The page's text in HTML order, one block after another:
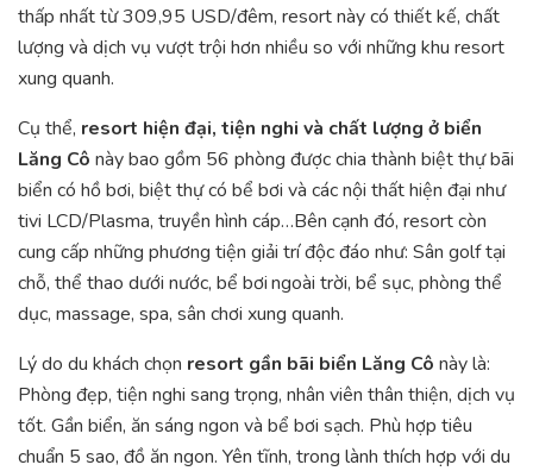
thấp nhất từ 309,95 USD/đêm, resort này có thiết kế, chất
lượng và dịch vụ vượt trội hơn nhiều so với những khu resort
xung quanh.
Cụ thể, resort hiện đại, tiện nghi và chất lượng ở biển
Lăng Cô này bao gồm 56 phòng được chia thành biệt thự bãi
biển có hồ bơi, biệt thự có bể bơi và các nội thất hiện đại như
tivi LCD/Plasma, truyền hình cáp…Bên cạnh đó, resort còn
cung cấp những phương tiện giải trí độc đáo như: Sân golf tại
chỗ, thể thao dưới nước, bể bơi ngoài trời, bể sục, phòng thể
dục, massage, spa, sân chơi xung quanh.
Lý do du khách chọn resort gần bãi biển Lăng Cô này là:
Phòng đẹp, tiện nghi sang trọng, nhân viên thân thiện, dịch vụ
tốt. Gần biển, ăn sáng ngon và bể bơi sạch. Phù hợp tiêu
chuẩn 5 sao, đồ ăn ngon. Yên tĩnh, trong lành thích hợp với du